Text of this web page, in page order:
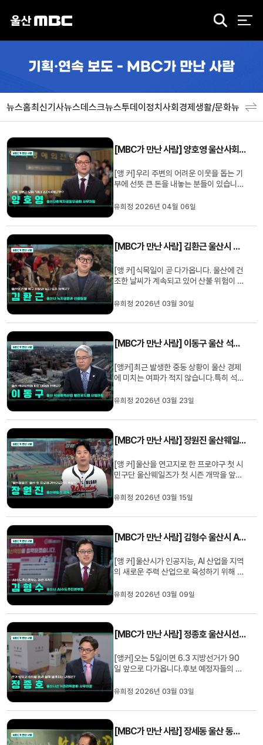
검
기획·연속 보도 - MBC가 만난 사람
뉴스홈최신기사뉴스데스크뉴스투데이정치사회경제생활/문화뉴스특
[MBC가 만난 사람] 양호영 울산사회복지공동모금회 사무처장
[앵 커]우리 주변의 어려운 이웃을 돕는 기
부에 선뜻 큰 돈을 내놓는 분들이 있습니다.
국 최초로 울산에 생겼습니다. MBC가 만
양호영 사무처장 모시고 함께 이야기 나누
티'라고 하는데, 어떤 모...
유희정 2026년 04월 06일
[MBC가 만난 사람] 김환근 울산시 녹지공원과 산림팀장
[앵 커]식목일이 곧 다가옵니다. 울산에 건
조한 날씨가 계속되고 있어 산불 위험이 여
서 대형 산불이 높던 만큼 각별히 주의해야
시 녹지공원과의 김환근 산림팀장과 함께
1. 우리 시민들이라면 ...
유희정 2026년 03월 30일
[MBC가 만난 사람] 이동구 울산 석유화학산업 발전로드맵 사업단장
[앵커]최근 발생한 중동 상황이 울산 경제
에 미치는 여파가 적지 않습니다.특히 석유
요.MBC가 만난 사람, 오늘은 울산 석유화
님과 이야기 나눠 보겠습니다. 단장님 안녕
유가와 우리 환율의 변동성...
유희정 2026년 03월 23일
[MBC가 만난 사람] 장원진 울산웨일즈 감독
[앵 커]울산을 연고지로 한 프로야구 첫 시
민구단 울산웨일즈가 첫 시즌 개막을 앞두
산웨일즈의 장원진 감독님과 이야기 나눠
사)1. 울산웨일즈의 첫 감독으로 부임하게
기도 한데, 부임과 시즌 준비 ...
유희정 2026년 03월 15일
[MBC가 만난 사람] 김형수 울산시 AI수도추진본부장
[앵 커]울산시가 인공지능, AI 산업을 지역
의 새로운 주력 산업으로 육성하기 위해 다
난 사람, 오늘은 김형수 울산시 AI수도추진
장님 안녕하십니까. (인사)Q. AI수도추진
첫 본부장님으로 부임하셨는...
유희정 2026년 03월 09일
[MBC가 만난 사람] 정종호 울산시선거관리위원회 사무처장
[앵커]오는 5일이면 6.3 지방선거가 90
일 앞으로 다가옵니다.후보 예정자들의 본
고 주의할 점과, 올해 달라진 선거 규정 등
사람, 정종호 울산시선거관리위원회 사무
안녕하십니까?1. 선거 90일 전을 기...
유희정 2026년 03월 03일
[MBC가 만난 사람] 장세동 울산 동구문화원 지역사연구소장